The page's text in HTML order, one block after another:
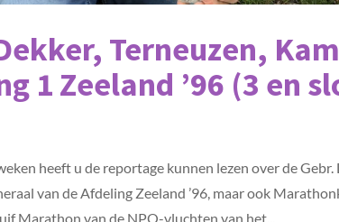
Terneuzen,
1 Zeeland ’96 (3 en
heeft u de reportage kunnen lezen over de
van de Afdeling Zeeland ’96, maar ook
Marathon van de NPO-vluchten van het...